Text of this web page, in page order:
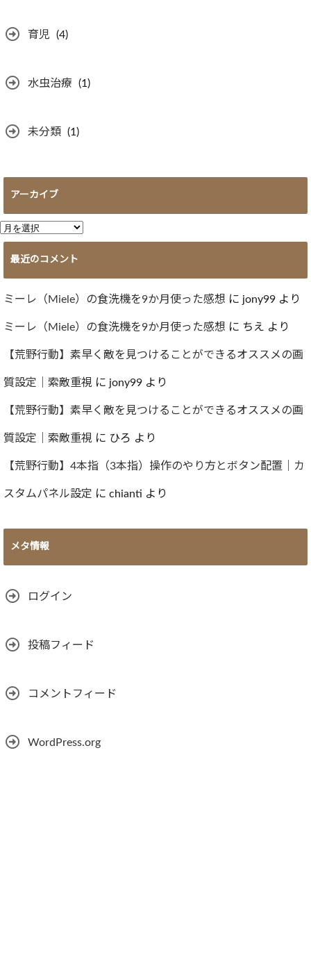
育児 (4)
水虫治療 (1)
未分類 (1)
アーカイブ
ア
ー
イ
ブ
最近のコメント
ミーレ（Miele）の食洗機を9か月使った感想 に jony99 より
ミーレ（Miele）の食洗機を9か月使った感想 に ちえ より
【荒野行動】素早く敵を見つけることができるオススメの画
質設定｜索敵重視 に jony99 より
【荒野行動】素早く敵を見つけることができるオススメの画
質設定｜索敵重視 に ひろ より
【荒野行動】4本指（3本指）操作のやり方とボタン配置｜カ
スタムパネル設定 に chianti より
メタ情報
ログイン
投稿フィード
コメントフィード
WordPress.org